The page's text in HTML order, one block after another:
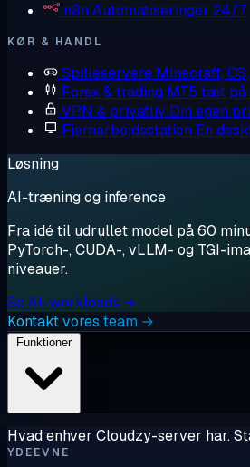
n8n Automatiseringer 24/7
KØR & HANDL
Spilleservere Minecraft,
Forex & trading MT5 tæt
VPN & privatliv Din egen
Fjernarbejdsstation En
Løsning
AI-træning og inference
Fra idé til udrullet model på 60
PyTorch-, CUDA-, vLLM- og TGI-
niveauer.
Se AI-workloads →
Kontakt vores team →
Funktioner
Hvad enhver Cloudzy-server har.
YDEEVNE